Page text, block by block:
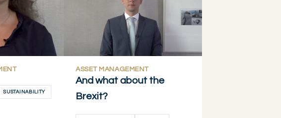
SUSTAINABILITY
ASSET MANAGEMENT
And what about the
Brexit?